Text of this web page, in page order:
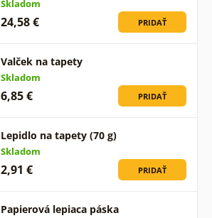
Skladom
24,58 € PRIDAŤ
Valček na tapety
Skladom
6,85 € PRIDAŤ
Lepidlo na tapety (70 g)
Skladom
2,91 € PRIDAŤ
Papierová lepiaca páska